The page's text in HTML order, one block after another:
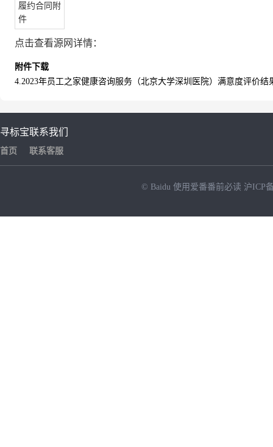
履约合同附
件
点击查看源网详情：
附件下载
4.2023年员工之家健康咨询服务（北京大学深圳医院）满意度评价结
寻标宝
首页
联系我们
联系客服
© Baidu 使用爱番番前必读 沪ICP